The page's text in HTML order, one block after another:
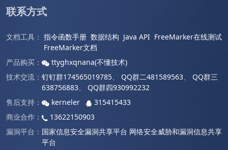
联系方式
文档工具： 指令函数手册 数据结构 Java API FreeMarker在线测试
FreeMarker文档
产品购买：
ttyghxqnana(不懂技术)
技术交流： 钉钉群174565019785、 QQ群二481589563、 QQ群三
638756883、 QQ群四930992232
售后支持：
kerneler
315415433
商业合作：
13622150903
漏洞平台： 国家信息安全漏洞共享平台 网络安全威胁和漏洞信息共享
平台